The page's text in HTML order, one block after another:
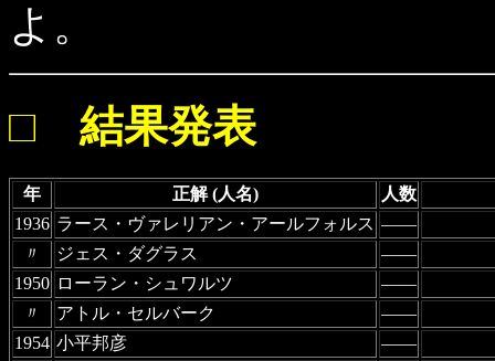
よ。
□ 結果発表
年 正解 (人名)
人数
1936 ラース・ヴァレリアン・アールフォルス ――
〃
ジェス・ダグラス
――
1950 ローラン・シュワルツ
――
〃
アトル・セルバーク
――
1954 小平邦彦
――